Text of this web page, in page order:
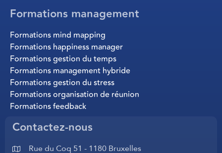
Formations management
Formations mind mapping
Formations happiness manager
Formations gestion du temps
Formations management hybride
Formations gestion du stress
Formations organisation de réunion
Formations feedback
Contactez-nous
Rue du Coq 51 - 1180 Bruxelles